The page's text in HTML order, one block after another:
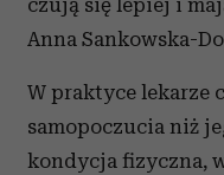
czują się lepiej i
Anna Sankowska-
W praktyce lekarze
samopoczucia niż
kondycja fizyczna,